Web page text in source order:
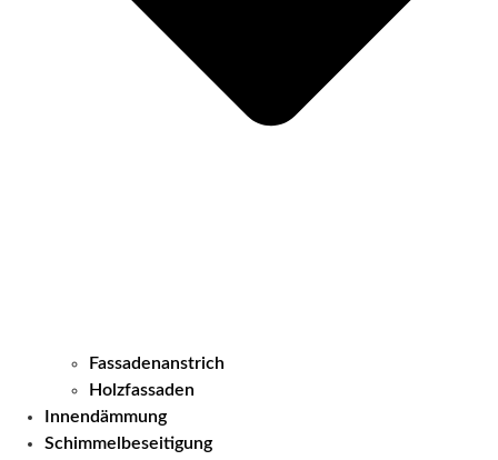
Fassadenanstrich
Holzfassaden
Innendämmung
Schimmelbeseitigung